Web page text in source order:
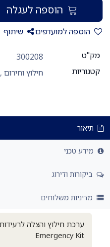
הוספה לעגלה
הוספה למועדפים שיתוף
מק"ט
300208
קטגוריות
חילוץ וחירום,
תיאור
מידע טכני
ביקורות ודירוג
מדיניות משלוחים
Emergency Kit